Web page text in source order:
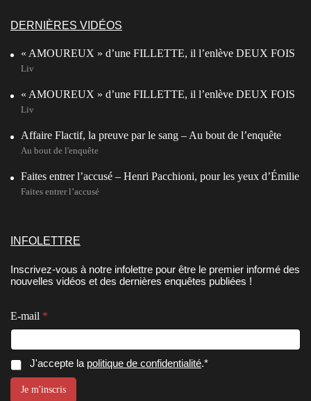
DERNIÈRES VIDÉOS
« AMOUREUX » d’une FILLETTE, il l’enlève DEUX FOIS
Liv
« AMOUREUX » d’une FILLETTE, il l’enlève DEUX FOIS
Liv
Affaire Flactif, la preuve par le sang – Au bout de l’enquête
Au bout de l'enquête
Faites entrer l’accusé – Henri Pacchioni, pour les yeux d’Émilie
Faites entrer l’accusé
INFOLETTRE
Inscrivez-vous à notre infolettre pour être le premier informé des
nouvelles vidéos et des dernières enquêtes publiées !
E-mail *
E
-
*
C
C
o
J'accepte la politique de confidentialité.*
Je m'inscris